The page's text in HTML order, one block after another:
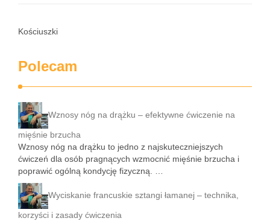
Kościuszki
Polecam
Wznosy nóg na drążku – efektywne ćwiczenie na
mięśnie brzucha
Wznosy nóg na drążku to jedno z najskuteczniejszych
ćwiczeń dla osób pragnących wzmocnić mięśnie brzucha i
poprawić ogólną kondycję fizyczną. …
Wyciskanie francuskie sztangi łamanej – technika,
korzyści i zasady ćwiczenia